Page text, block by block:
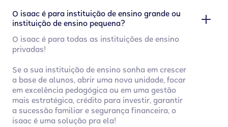
O isaac é para instituição de ensino grande ou
instituição de ensino pequena?
O isaac é para todas as instituições de ensino
privadas!
Se a sua instituição de ensino sonha em crescer
a base de alunos, abrir uma nova unidade, focar
em excelência pedagógica ou em uma gestão
mais estratégica, crédito para investir, garantir
a sucessão familiar e segurança financeira, o
isaac é uma solução pra ela!